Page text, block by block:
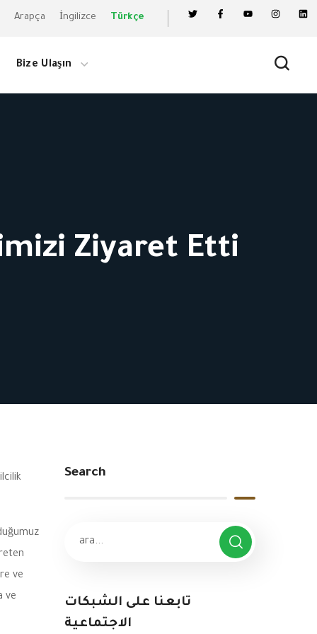
Arapça İngilizce Türkçe
Bize Ulaşın
Ziyaret Etti
ve
ve
Search
تابعنا على الشبكات
الاجتماعية